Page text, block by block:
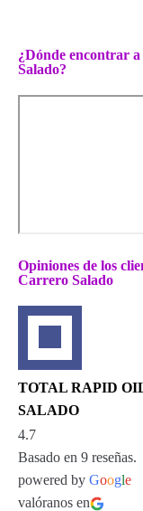
¿Dónde encontrar
Salado?
Opiniones de los
Carrero Salado
TOTAL RAPID
SALADO
4.7
Basado en 9 reseñas.
powered by Google
valóranos en